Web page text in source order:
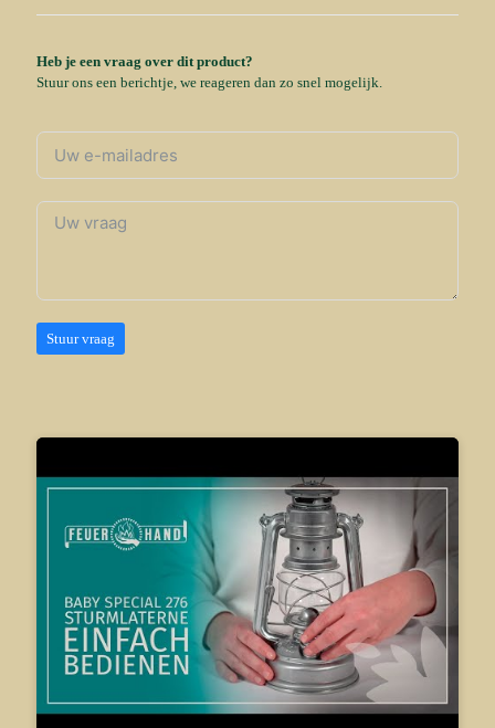
Heb je een vraag over dit product?
Stuur ons een berichtje, we reageren dan zo snel mogelijk.
Stuur vraag